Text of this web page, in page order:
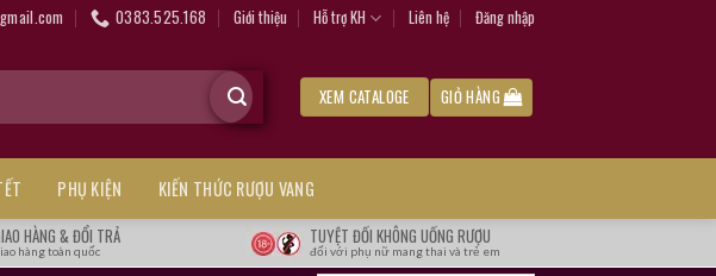
0383.525.168 Giới thiệu Hỗ trợ KH Liên hệ Đăng nhập
XEM CATALOGE GIỎ HÀNG
PHỤ KIỆN KIẾN THỨC RƯỢU VANG
HÀNG & ĐỔI TRẢ
hàng toàn quốc
TUYỆT ĐỐI KHÔNG UỐNG RƯỢU
đối với phụ nữ mang thai và trẻ em